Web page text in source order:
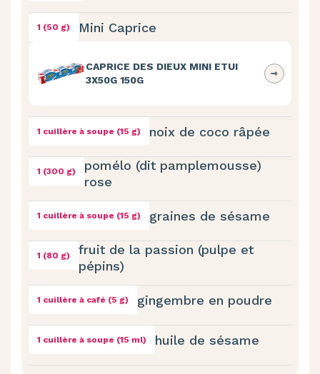
1 (50 g) Mini Caprice
CAPRICE DES DIEUX MINI ETUI
3X50G 150G
1 cuillère à soupe (15 g) noix de coco râpée
1 (300 g)
pomélo (dit pamplemousse)
rose
1 cuillère à soupe (15 g) graines de sésame
1 (80 g)
fruit de la passion (pulpe et
pépins)
1 cuillère à café (5 g) gingembre en poudre
1 cuillère à soupe (15 ml) huile de sésame